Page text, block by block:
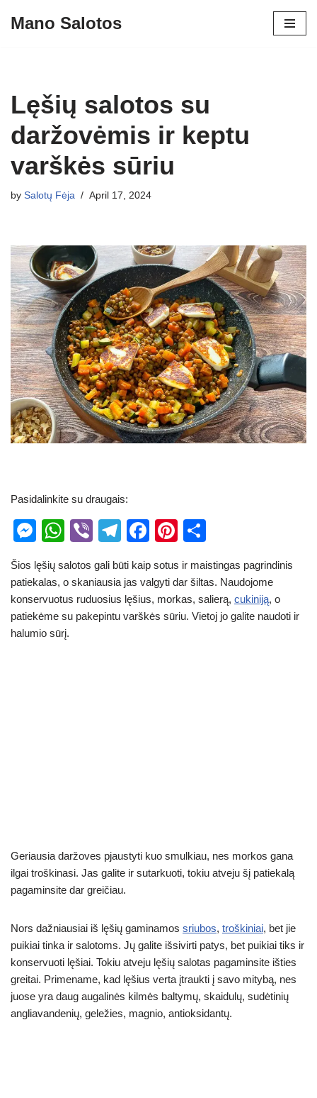
Mano Salotos
Lęšių salotos su
daržovėmis ir keptu
varškės sūriu
by Salotų Fėja April 17, 2024
Pasidalinkite su draugais:
M
ss
e
n
g
W
at
s
A
p
Vi
er
T
e
gr
a
F
c
e
b
Pi
er
e
st
ar
e
Šios lęšių salotos gali būti kaip sotus ir maistingas pagrindinis
patiekalas, o skaniausia jas valgyti dar šiltas. Naudojome
konservuotus ruduosius lęšius, morkas, salierą, cukiniją, o
patiekėme su pakepintu varškės sūriu. Vietoj jo galite naudoti ir
halumio sūrį.
Geriausia daržoves pjaustyti kuo smulkiau, nes morkos gana
ilgai troškinasi. Jas galite ir sutarkuoti, tokiu atveju šį patiekalą
pagaminsite dar greičiau.
Nors dažniausiai iš lęšių gaminamos sriubos, troškiniai, bet jie
puikiai tinka ir salotoms. Jų galite išsivirti patys, bet puikiai tiks ir
konservuoti lęšiai. Tokiu atveju lęšių salotas pagaminsite išties
greitai. Primename, kad lęšius verta įtraukti į savo mitybą, nes
juose yra daug augalinės kilmės baltymų, skaidulų, sudėtinių
angliavandenių, geležies, magnio, antioksidantų.